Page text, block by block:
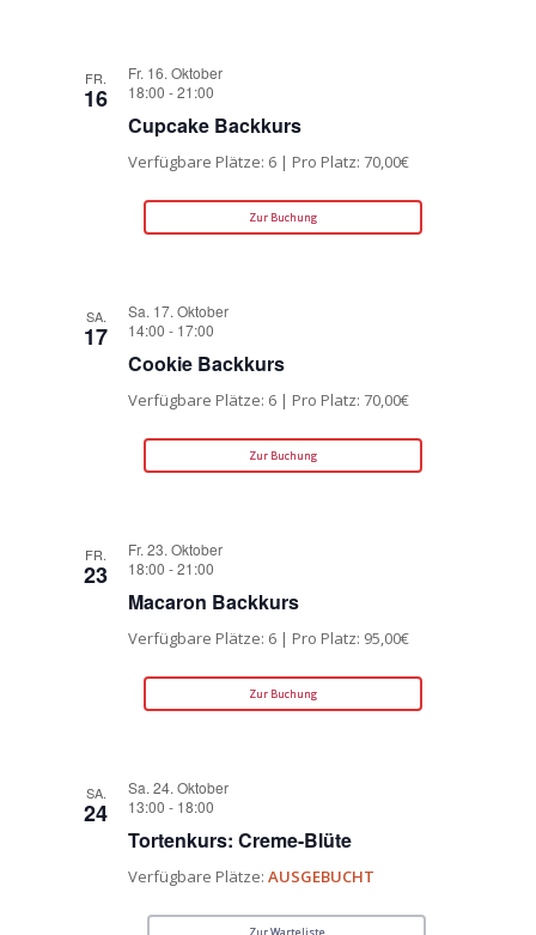
FR.
16
Fr. 16. Oktober
18:00 -21:00
Cupcake Backkurs
Verfügbare Plätze: 6 | Pro Platz: 70,00€
Zur Buchung
SA.
17
Sa. 17. Oktober
14:00 - 17:00
Cookie Backkurs
Verfügbare Plätze: 6 | Pro Platz: 70,00€
Zur Buchung
FR.
23
Fr. 23. Oktober
18:00 -21:00
Macaron Backkurs
Verfügbare Plätze: 6 | Pro Platz: 95,00€
Zur Buchung
SA.
24
Sa. 24. Oktober
13:00 - 18:00
Tortenkurs: Creme-Blüte
Verfügbare Plätze:AUSGEBUCHT